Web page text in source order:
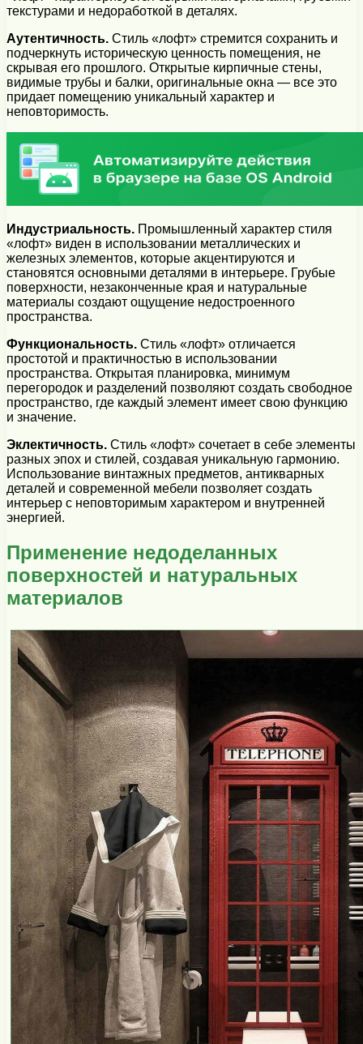
текстурами и недоработкой в деталях.
Аутентичность. Стиль «лофт» стремится сохранить и
подчеркнуть историческую ценность помещения, не
скрывая его прошлого. Открытые кирпичные стены,
видимые трубы и балки, оригинальные окна — все это
придает помещению уникальный характер и
неповторимость.
Индустриальность. Промышленный характер стиля
«лофт» виден в использовании металлических и
железных элементов, которые акцентируются и
становятся основными деталями в интерьере. Грубые
поверхности, незаконченные края и натуральные
материалы создают ощущение недостроенного
пространства.
Функциональность. Стиль «лофт» отличается
простотой и практичностью в использовании
пространства. Открытая планировка, минимум
перегородок и разделений позволяют создать свободное
пространство, где каждый элемент имеет свою функцию
и значение.
Эклектичность. Стиль «лофт» сочетает в себе элементы
разных эпох и стилей, создавая уникальную гармонию.
Использование винтажных предметов, антикварных
деталей и современной мебели позволяет создать
интерьер с неповторимым характером и внутренней
энергией.
Применение недоделанных
поверхностей и натуральных
материалов